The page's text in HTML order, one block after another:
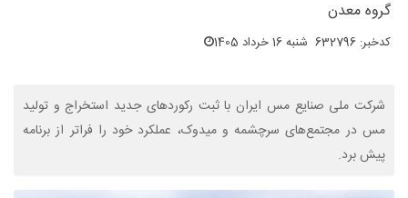
گروه معدن
کدخبر: 632796 شنبه 16 خرداد 1405
شرکت ملی صنایع مس ایران با ثبت رکوردهای جدید استخراج و تولید
مس در مجتمع‌های سرچشمه و میدوک، عملکرد خود را فراتر از برنامه
پیش برد.